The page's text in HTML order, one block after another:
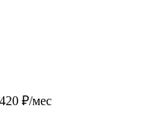
₽/мес